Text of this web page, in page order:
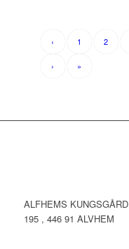
‹ 1 2
› »
ALFHEMS KUNGSGÅRD
195 , 446 91 ALVHEM